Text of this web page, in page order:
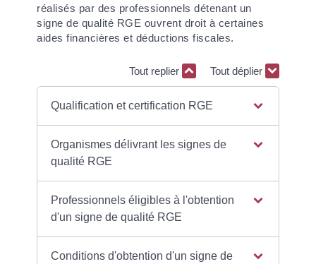
réalisés par des professionnels détenant un
signe de qualité RGE ouvrent droit à certaines
aides financières et déductions fiscales.
Tout replier Tout déplier
Qualification et certification RGE
Organismes délivrant les signes de
qualité RGE
Professionnels éligibles à l'obtention
d'un signe de qualité RGE
Conditions d'obtention d'un signe de